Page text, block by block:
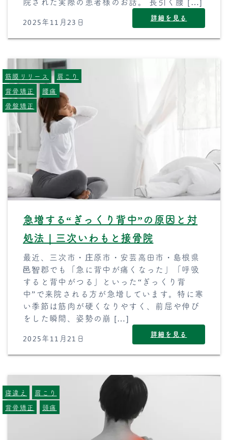
2025年11月23日 詳細を見る
急増する“ぎっくり背中”の原因と対
処法｜三次いわもと接骨院
最近、三次市・庄原市・安芸高田市・島根県
邑智郡でも「急に背中が痛くなった」「呼吸
すると背中がつる」といった“ぎっくり背
中”で来院される方が急増しています。特に寒
い季節は筋肉が硬くなりやすく、前屈や伸び
をした瞬間、姿勢の崩 […]
2025年11月21日 詳細を見る
筋膜リリース
肩こり
背骨矯正
腰痛
骨盤矯正
寝違え
肩こり
背骨矯正
頭痛